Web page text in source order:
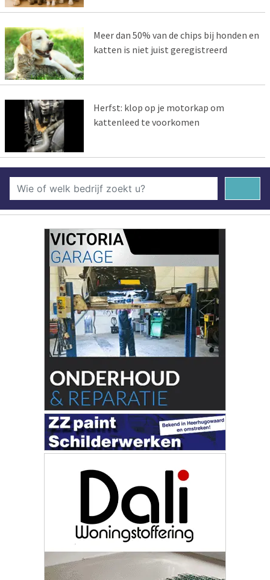
Meer dan 50% van de chips bij honden en
katten is niet juist geregistreerd
Herfst: klop op je motorkap om
kattenleed te voorkomen